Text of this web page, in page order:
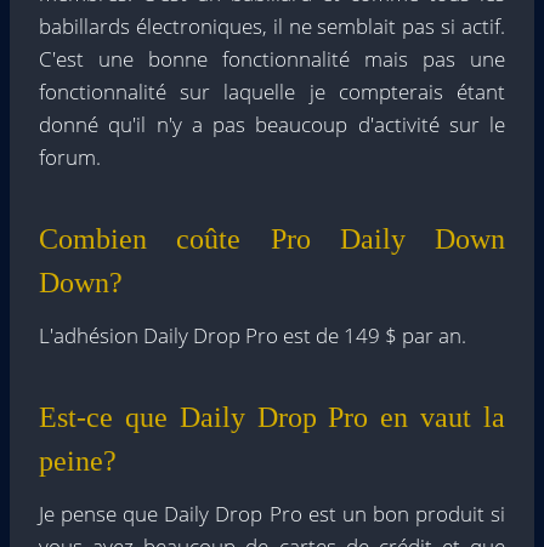
babillards électroniques, il ne semblait pas si actif.
C'est une bonne fonctionnalité mais pas une
fonctionnalité sur laquelle je compterais étant
donné qu'il n'y a pas beaucoup d'activité sur le
forum.
Combien coûte Pro Daily Down
Down?
L'adhésion Daily Drop Pro est de 149 $ par an.
Est-ce que Daily Drop Pro en vaut la
peine?
Je pense que Daily Drop Pro est un bon produit si